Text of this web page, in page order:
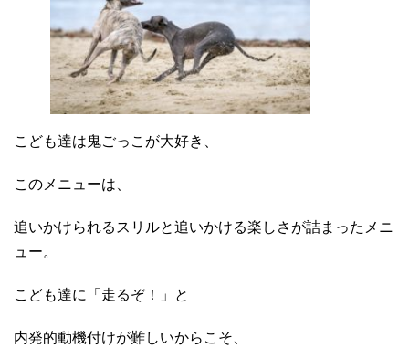
こども達は鬼ごっこが大好き、
このメニューは、
追いかけられるスリルと追いかける楽しさが詰まったメニ
ュー。
こども達に「走るぞ！」と
内発的動機付けが難しいからこそ、